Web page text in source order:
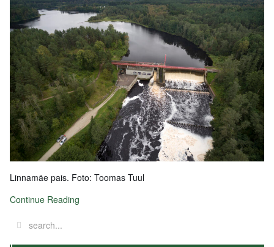
Linnamäe pais. Foto: Toomas Tuul
Continue Reading